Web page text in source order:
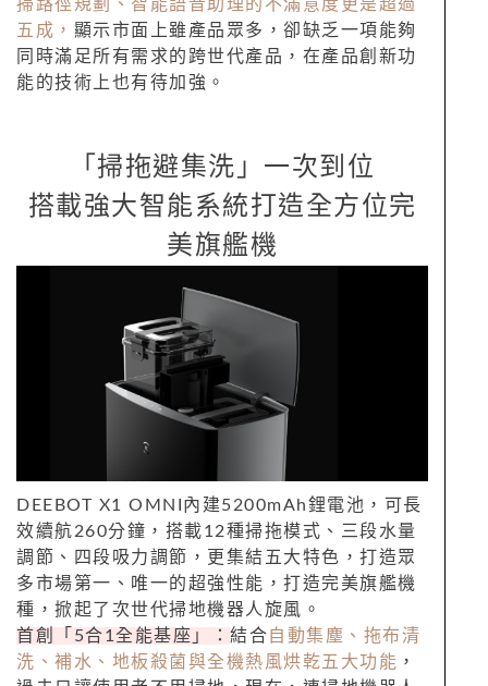
掃路徑規劃、智能語音助理的不滿意度更是超過
五成， 顯示市面上雖產品眾多，卻缺乏一項能夠
同時滿足所有需求的跨世代產品，在產品創新功
能的技術上也有待加強。
「掃拖避集洗」一次到位
搭載強大智能系統打造全方位完
美旗艦機
DEEBOT X1 OMNI內建5200mAh鋰電池，可長
效續航260分鐘，搭載12種掃拖模式、三段水量
調節、四段吸力調節，更集結五大特色，打造眾
多市場第一、唯一的超強性能，打造完美旗艦機
種，掀起了次世代掃地機器人旋風。
首創「5合1全能基座」： 結合 自動集塵、拖布清
洗、補水、地板殺菌與全機熱風烘乾五大功能 ，